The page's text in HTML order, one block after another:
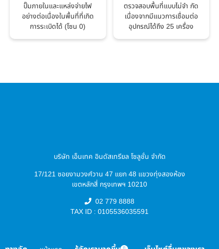
ปั๊มภายในและแหล่งจ่ายไฟ
อย่างต่อเนื่องในพื้นที่ที่เกิด
การระเบิดได้ (โซน 0)
ตรวจสอบพื้นที่แบบไม่จำ กัด
เนื่องจากมีแนวการเชื่อมต่อ
อุปกรณ์ได้ถึง 25 เครื่อง
บริษัท เอ็นเทค อินดัสเทรียล โซลูชั่น จำกัด
17/121 ซอยงามวงศ์วาน 47 แยก 48 แขวงทุ่งสองห้อง
เขตหลักสี่ กรุงเทพฯ 10210
02 779 8888
TAX ID : 0105536035591